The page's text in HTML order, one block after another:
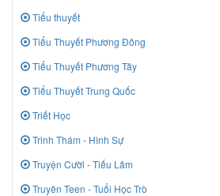
Tiểu thuyết
Tiểu Thuyết Phương Đông
Tiểu Thuyết Phương Tây
Tiểu Thuyết Trung Quốc
Triết Học
Trinh Thám - Hình Sự
Truyện Cười - Tiếu Lâm
Truyên Teen - Tuổi Học Trò